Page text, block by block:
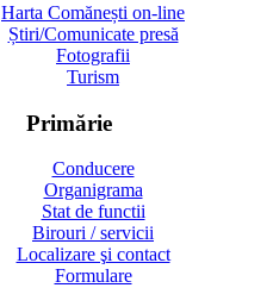
Harta Comănești on-line
Știri/Comunicate presă
Fotografii
Turism
Primărie
Conducere
Organigrama
Stat de functii
Birouri / servicii
Localizare şi contact
Formulare